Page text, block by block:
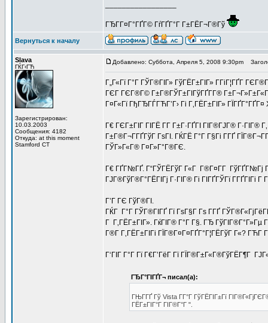
ГЂГ­Г¤Г°ГҐГ© ГѓГҐГ°Г Г±ГЁГ¬Г®Гў
Вернуться к началу
Slava
ГЌГ‹ГЋ
Зарегистрирован:
10.03.2003
Сообщения: 4182
Откуда: at this moment
Stamford CT
Добавлено: Суббота, Апреля 5, 2008 9:30pm
Г„Г«Гї Г°Г ГЎГ®ГІГ» ГўГЁГ±ГІГ» Г­ГіГ¦ГҐГ­
ГЄГ ГЄГ®Г© Г±Г®ГЎГ±ГІГўГҐГ­Г®
Г¤Г«Гї ГђГЂГЃГЋГ’Г› Гі Г‚ГЁГ±ГІГ» ГЇГҐГ°ГҐГ¤
Г€ ГЄГ±ГІГ ГІГЁ Г­Г Г±Г·ГҐГІ ГІГ®ГЈГ® Г·ГІГ®
Г±Г®Г¬Г­ГҐГўГ ГѕГІ. ГЌГЁ Г°Г Г§Гі Г­ГҐ
ГЎГ»Г«Г® Г¤Г»Г°Г®ГЄ.
Г€ ГҐГ№ГҐ. Г“ГЎГЁГўГ Г«Г Г®Г¤Г­Г ГўГҐГ№Гј
ГЈГ®ГўГ®Г°ГЁГІГј Г·ГІГ® Гі ГІГҐГЎГї Г­ГҐГІГі
Г’Г ГЄ ГўГ®ГІ.
ГЌГ Г°Г ГЎГ®ГІГҐ Гї ГѕГ§Г Гѕ Г­ГҐ
Г Г‚ГЁГ±ГІГ». ГќГІГ® Г°Г Г§. ГЂ
Г®Г­ Г‚ГЁГ±ГІГі ГЇГ®Г¤Г¤ГҐГ°Г¦ГЁГўГ Г«? ГЋГ­
Г‘ГІГ Г°Г Гї Г€Г’ГёГ Гї ГЇГ®Г±Г«Г®ГўГЁГ¶Г
ГЂГ°ГІГҐГ¬ писал(а):
ГЊГ­ГҐ Гў Vista Г­Г°Г ГўГЁГІГ±Гї
ГЁГ±ГІГ°Г ГІГ®Г°Г ".